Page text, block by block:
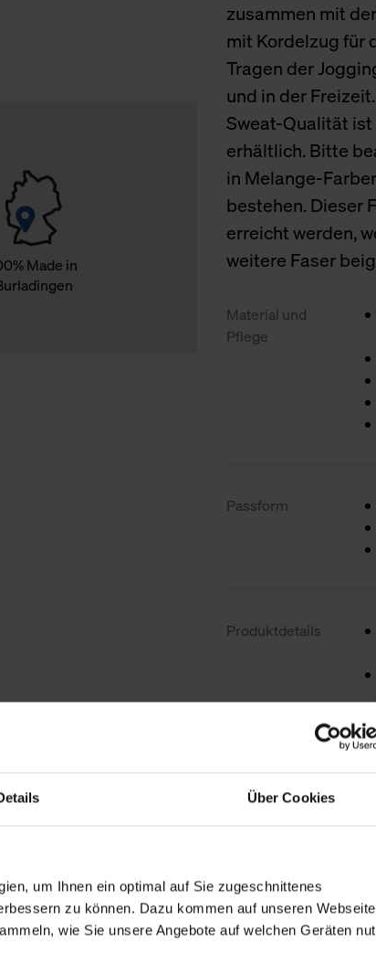
Über Cookies
um Ihnen ein optimal auf Sie zugeschnittenes
zu können. Dazu kommen auf unseren
wie Sie unsere Angebote auf welchen Geräten
Made in
zusammen mit
mit Kordelzug für
Tragen der
und in der
Sweat-Qualität ist
erhältlich. Bitte
in Melange-
bestehen. Dieser
erreicht werden,
weitere Faser
Material und
Pflege
Passform
Produktdetails
Nachhaltigkeit